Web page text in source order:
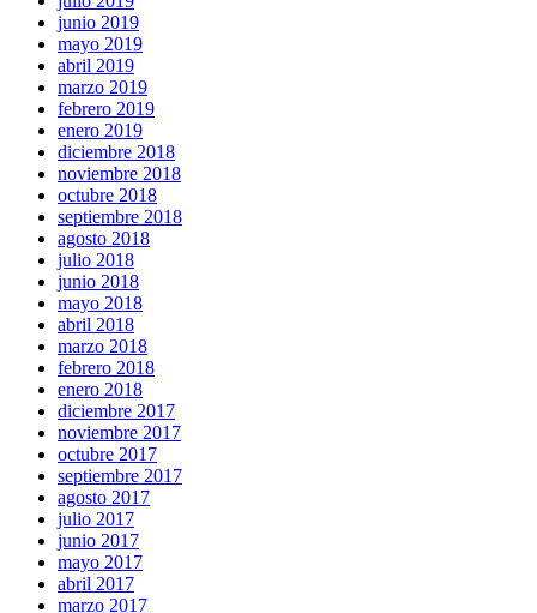
junio 2019
mayo 2019
abril 2019
marzo 2019
febrero 2019
enero 2019
diciembre 2018
noviembre 2018
octubre 2018
septiembre 2018
agosto 2018
julio 2018
junio 2018
mayo 2018
abril 2018
marzo 2018
febrero 2018
enero 2018
diciembre 2017
noviembre 2017
octubre 2017
septiembre 2017
agosto 2017
julio 2017
junio 2017
mayo 2017
abril 2017
marzo 2017